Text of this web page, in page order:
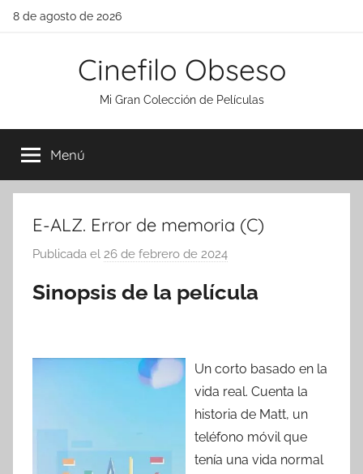
Saltar
8 de agosto de 2026
Cinefilo Obseso
Mi Gran Colección de Películas
Menú
E-ALZ. Error de memoria (C)
Publicada el 26 de febrero de 2024
r
Sinopsis de la película
Un corto basado en la
vida real. Cuenta la
historia de Matt, un
teléfono móvil que
tenía una vida normal